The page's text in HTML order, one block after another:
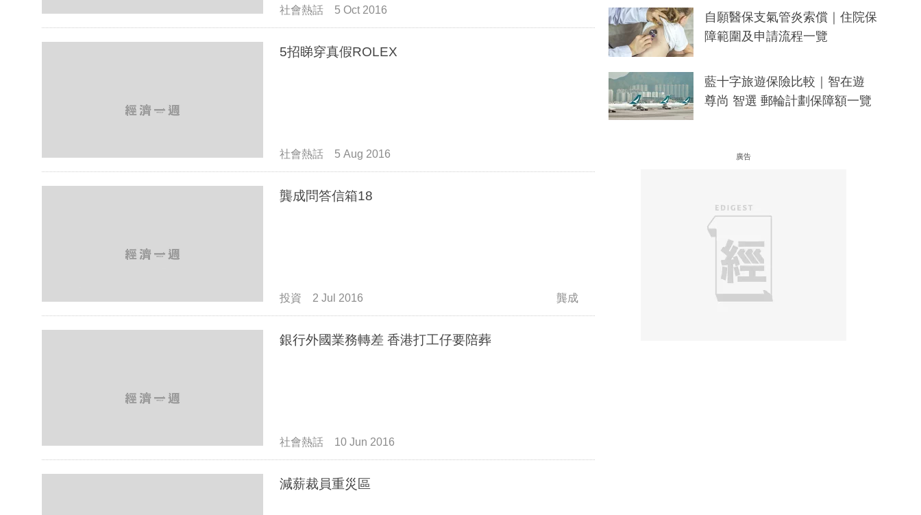
社會熱話 5 Oct 2016
5招睇穿真假ROLEX
社會熱話 5 Aug 2016
龔成問答信箱18
投資 2 Jul 2016 龔成
銀行外國業務轉差 香港打工仔要陪葬
社會熱話 10 Jun 2016
減薪裁員重災區
自願醫保支氣管炎索償｜住院保
障範圍及申請流程一覽
藍十字旅遊保險比較｜智在遊
尊尚 智選 郵輪計劃保障額一覽
廣告